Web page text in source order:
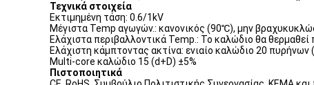
Τεχνικά στοιχεία
Εκτιμημένη τάση: 0.6/1kV
Μέγιστα Temp αγωγών.: κανονικός (90℃), μην
Ελάχιστα περιβαλλοντικά Temp.: Το καλώδιο θα
Ελάχιστη κάμπτοντας ακτίνα: ενιαίο καλώδιο 20 πυρήνων
Multi-core καλώδιο 15 (d+D) ±5%
Πιστοποιητικά